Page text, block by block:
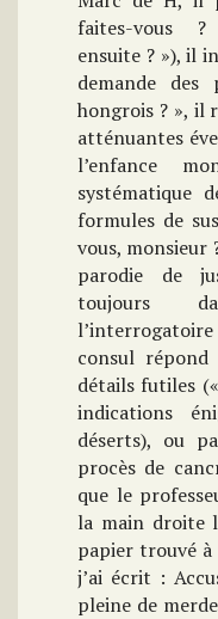
faites-vous
ensuite ? »), il
demande
hongrois ? », il
atténuantes
l’enfance
systématique
formules de
vous, monsieur
parodie de
toujours
consul
détails futiles
indications
déserts), ou
procès de
que le
la main droite
papier trouvé
j’ai écrit :
pleine de